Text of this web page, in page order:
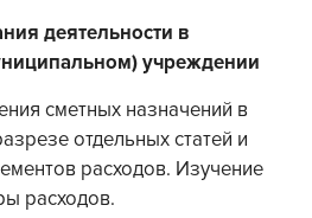
деятельности в
учреждении
сметных назначений в
отдельных статей и
расходов. Изучение
расходов.